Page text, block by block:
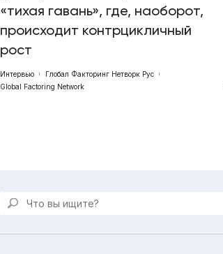
«тихая гавань», где, наоборот,
происходит контрцикличный
рост
Интервью
Глобал Факторинг Нетворк Рус
Global Factoring Network